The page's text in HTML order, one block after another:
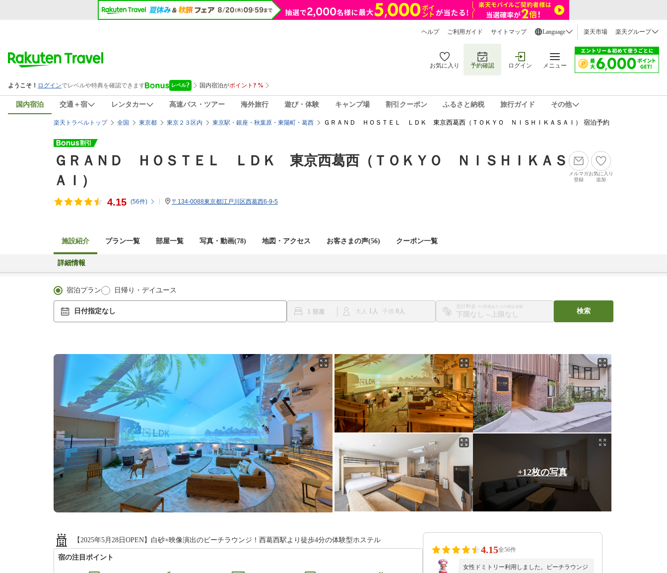
ヘルプ ご利用ガイド サイトマップ Language 楽天市場 楽天グループ
お気に入り 予約確認 ログイン メニュー
国内宿泊 交通＋宿 レンタカー 高速バス・ツアー 海外旅行 遊び・体験 キャンプ場 割引クーポン ふるさと納税 旅行ガイド その他
楽天トラベルトップ 全国 東京都 東京２３区内 東京駅・銀座・秋葉原・東陽町・葛西 ＧＲＡＮＤ ＨＯＳＴＥＬ ＬＤＫ 東京西葛西（ＴＯＫＹＯ ＮＩＳＨＩＫＡＳＡＩ） 宿泊予約
ＧＲＡＮＤ ＨＯＳＴＥＬ ＬＤＫ 東京西葛西（ＴＯＫＹＯ ＮＩＳＨＩＫＡＳ
ＡＩ）
4.15 (56件) 〒134-0088東京都江戸川区西葛西6-9-5
メルマガ
登録
お気に入り
追加
施設紹介 プラン一覧 部屋一覧 写真・動画(78) 地図・アクセス お客さまの声(56) クーポン一覧
詳細情報
宿泊プラン 日帰り・デイユース
日付指定なし 1 大人 1 子供 0
合計料金 ※1部屋あたりの税込金額
〜
検索
+12枚の写真
【2025年5月28日OPEN】白砂×映像演出のビーチラウンジ！西葛西駅より徒歩4分の体験型ホステル
宿の注目ポイント
4.15全56件
女性ドミトリー利用しました。ビーチラウンジ